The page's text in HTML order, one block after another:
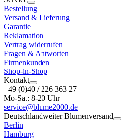
Bestellung
Versand & Lieferung
Garantie
Reklamation
Vertrag widerrufen
Fragen & Antworten
Firmenkunden
Shop-in-Shop
Kontakt
+49 (0)40 / 226 363 27
Mo-Sa.: 8-20 Uhr
service@blume2000.de
Deutschlandweiter Blumenversand
Berlin
Hamburg